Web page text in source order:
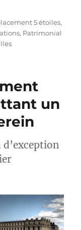
5 étoiles,
, Patrimonial
un
d’exception